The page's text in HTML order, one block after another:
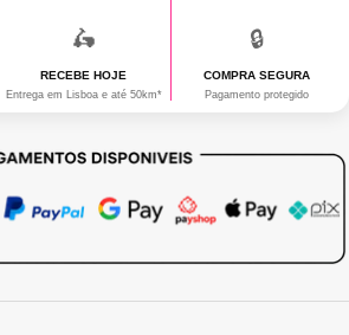
🛵
RECEBE HOJE
Entrega em Lisboa e até 50km*
🔒
COMPRA SEGURA
Pagamento protegido